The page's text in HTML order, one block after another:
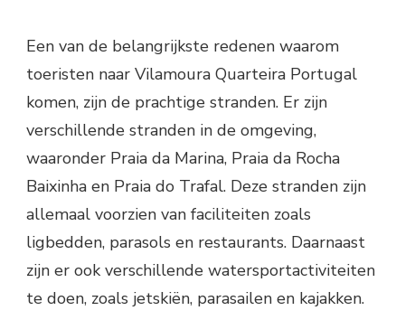
Een van de belangrijkste redenen waarom
toeristen naar Vilamoura Quarteira Portugal
komen, zijn de prachtige stranden. Er zijn
verschillende stranden in de omgeving,
waaronder Praia da Marina, Praia da Rocha
Baixinha en Praia do Trafal. Deze stranden zijn
allemaal voorzien van faciliteiten zoals
ligbedden, parasols en restaurants. Daarnaast
zijn er ook verschillende watersportactiviteiten
te doen, zoals jetskiën, parasailen en kajakken.